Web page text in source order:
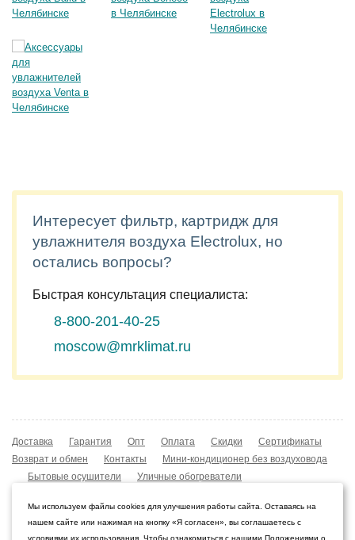
Интересует фильтр, картридж для
увлажнителя воздуха Electrolux, но
остались вопросы?
Быстрая консультация специалиста:
8-800-201-40-25
moscow@mrklimat.ru
Доставка Гарантия Опт Оплата Скидки
Сертификаты
Возврат и обмен
Контакты
Мини-кондиционер без воздуховода
Бытовые осушители
Уличные обогреватели
Охладители воздуха
Конвекторы NOBO
Мы используем файлы cookies для улучшения работы сайта. Оставаясь на
нашем сайте или нажимая на кнопку «Я согласен», вы соглашаетесь с
условиями их использования. Чтобы ознакомиться с нашими Положениями о